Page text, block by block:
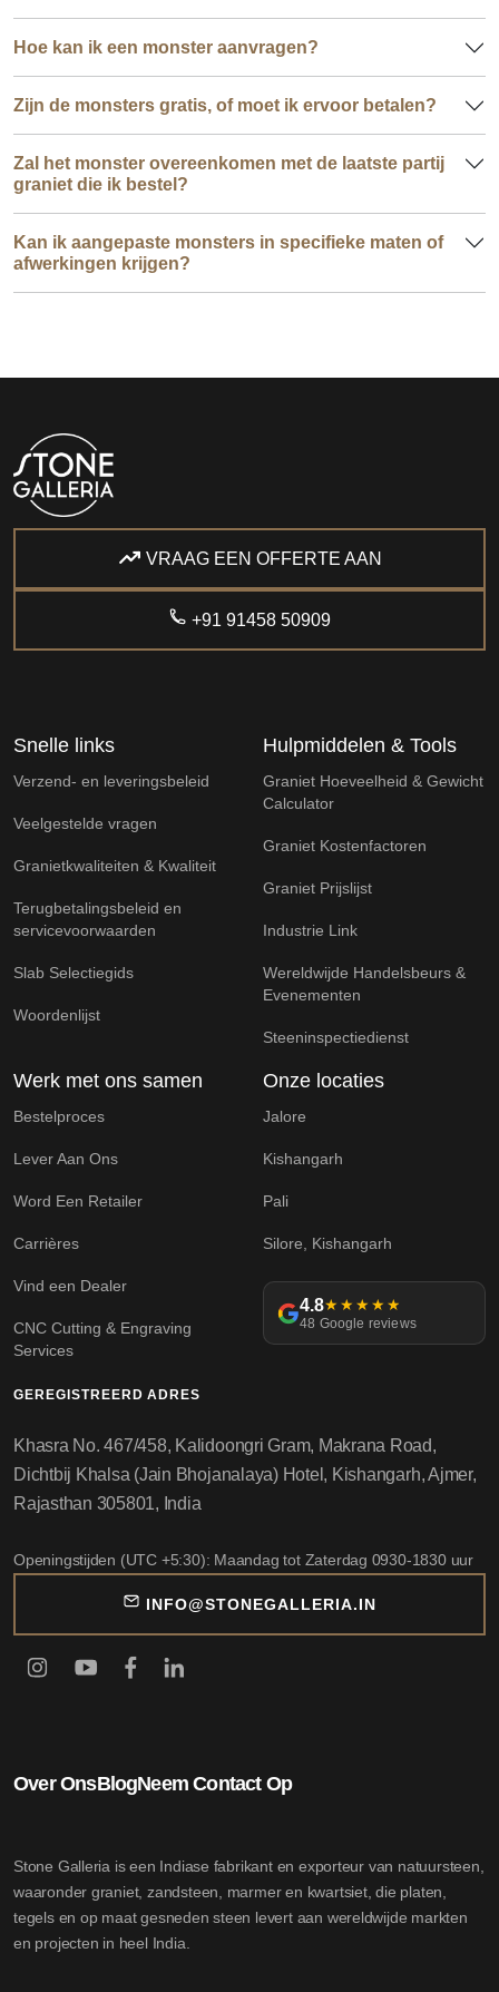
Hoe kan ik een monster aanvragen?
Zijn de monsters gratis, of moet ik ervoor betalen?
Zal het monster overeenkomen met de laatste partij
graniet die ik bestel?
Kan ik aangepaste monsters in specifieke maten of
afwerkingen krijgen?
VRAAG EEN OFFERTE AAN
+91 91458 50909
Snelle links
Verzend- en leveringsbeleid
Veelgestelde vragen
Granietkwaliteiten & Kwaliteit
Terugbetalingsbeleid en
servicevoorwaarden
Slab Selectiegids
Woordenlijst
Hulpmiddelen & Tools
Graniet Hoeveelheid & Gewicht
Calculator
Graniet Kostenfactoren
Graniet Prijslijst
Industrie Link
Wereldwijde Handelsbeurs &
Evenementen
Steeninspectiedienst
Werk met ons samen
Bestelproces
Lever Aan Ons
Word Een Retailer
Carrières
Vind een Dealer
CNC Cutting & Engraving
Services
Onze locaties
Jalore
Kishangarh
Pali
Silore, Kishangarh
4.8★★★★★
48 Google reviews
Over OnsBlogNeem Contact Op
Stone Galleria is een Indiase fabrikant en exporteur van natuursteen,
waaronder graniet, zandsteen, marmer en kwartsiet, die platen,
tegels en op maat gesneden steen levert aan wereldwijde markten
en projecten in heel India.
GEREGISTREERD ADRES
Khasra No. 467/458, Kalidoongri Gram, Makrana Road,
Dichtbij Khalsa (Jain Bhojanalaya) Hotel, Kishangarh, Ajmer,
Rajasthan 305801, India
Openingstijden (UTC +5:30): Maandag tot Zaterdag 0930-1830 uur
INFO@STONEGALLERIA.IN